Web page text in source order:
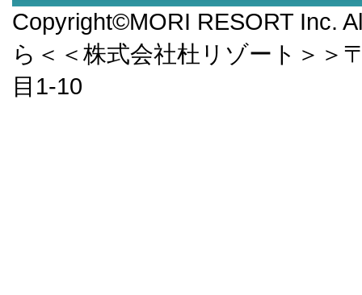
Copyright©MORI RESORT Inc.
ら＜＜株式会社杜リゾート＞＞
目1-10